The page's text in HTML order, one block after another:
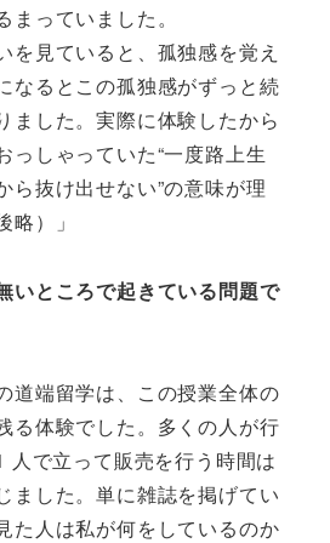
っていました。
を見ていると、孤独感を覚え
なるとこの孤独感がずっと続
ました。実際に体験したから
っしゃっていた“一度路上生
ら抜け出せない”の意味が理
略）」
いところで起きている問題で
道端留学は、この授業全体の
る体験でした。多くの人が行
人で立って販売を行う時間は
ました。単に雑誌を掲げてい
た人は私が何をしているのか